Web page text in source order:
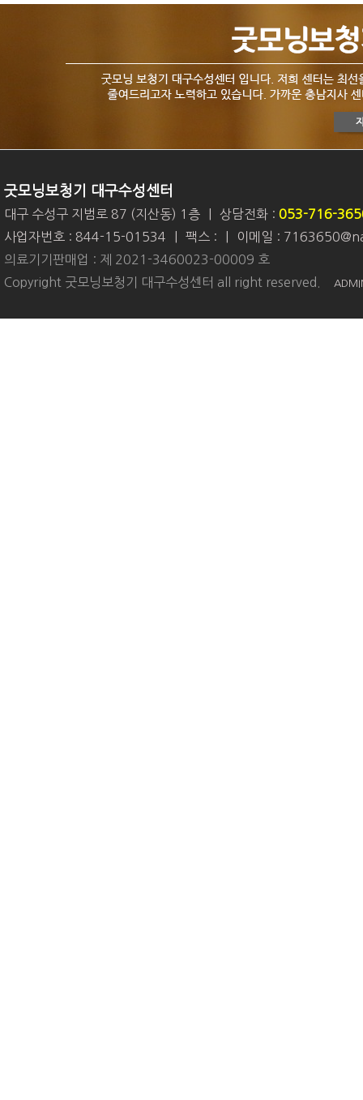
굿모닝보청기 대구수성센터
대구 수성구 지범로 87 (지산동) 1층 상담전화 : 053-716-
사업자번호 : 844-15-01534
팩스 :
이메일 :
의료기기판매업 : 제 2021-3460023-00009 호
Copyright 굿모닝보청기 대구수성센터 all right reserved.